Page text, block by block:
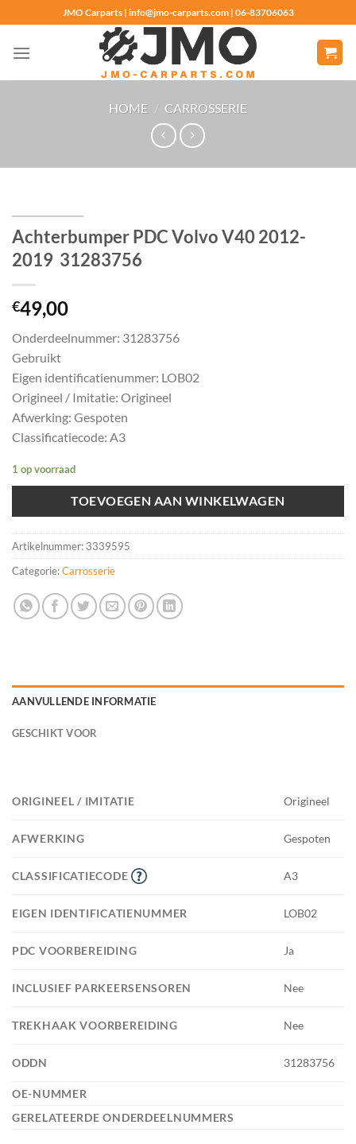
naar
inhoud
JMO Carparts | info@jmo-carparts.com | 06-83706063
HOME / CARROSSERIE
Achterbumper PDC Volvo V40 2012-
2019 31283756
€49,00
Onderdeelnummer: 31283756
Gebruikt
Eigen identificatienummer: LOB02
Origineel / Imitatie: Origineel
Afwerking: Gespoten
Classificatiecode: A3
1 op voorraad
TOEVOEGEN AAN WINKELWAGEN
Artikelnummer: 3339595
Categorie:Carrosserie
AANVULLENDE INFORMATIE
GESCHIKT VOOR
ORIGINEEL / IMITATIE Origineel
AFWERKING Gespoten
CLASSIFICATIECODE A3
EIGEN IDENTIFICATIENUMMER LOB02
PDC VOORBEREIDING Ja
INCLUSIEF PARKEERSENSOREN Nee
TREKHAAK VOORBEREIDING Nee
ODDN 31283756
OE-NUMMER
GERELATEERDE ONDERDEELNUMMERS